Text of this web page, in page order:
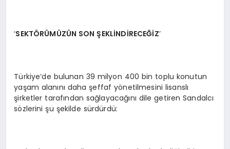
‘SEKTÖRÜMÜZÜN SONŞEKLİNDİRECEĞİZ’
Türkiye’de bulunan 39 milyon 400 bin toplu konutun
yaşam alanını daha şeffaf yönetilmesini lisanslı
şirketler tarafından sağlayacağını dile getiren Sandalcı
sözlerini şu şekilde sürdürdü: